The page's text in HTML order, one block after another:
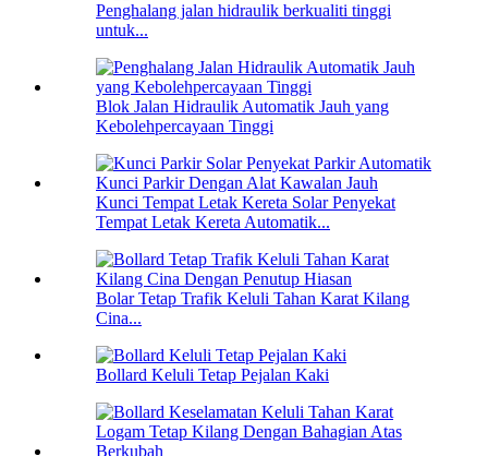
Penghalang jalan hidraulik berkualiti tinggi
untuk...
Blok Jalan Hidraulik Automatik Jauh yang
Kebolehpercayaan Tinggi
Kunci Tempat Letak Kereta Solar Penyekat
Tempat Letak Kereta Automatik...
Bolar Tetap Trafik Keluli Tahan Karat Kilang
Cina...
Bollard Keluli Tetap Pejalan Kaki